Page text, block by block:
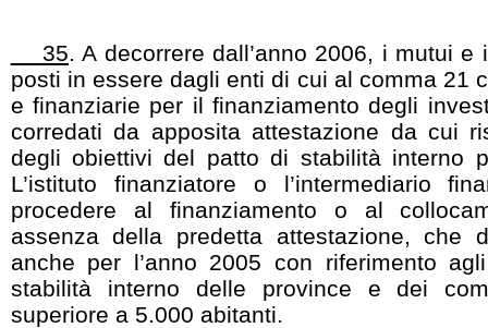
35. A decorrere dall’anno 2006, i mutui
posti in essere dagli enti di cui al comma 21
e finanziarie per il finanziamento degli
corredati da apposita attestazione da cui
degli obiettivi del patto di stabilità interno
L’istituto finanziatore o l’intermediario
procedere al finanziamento o al
assenza della predetta attestazione, che
anche per l’anno 2005 con riferimento
stabilità interno delle province e dei
superiore a 5.000 abitanti.